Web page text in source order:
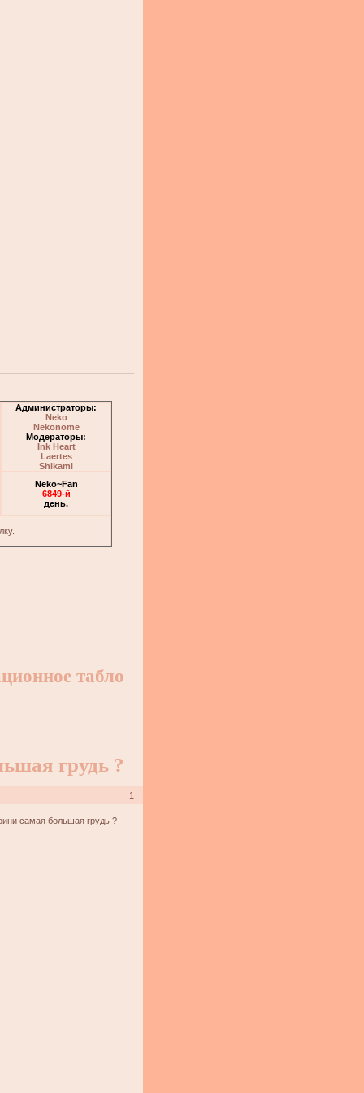
Администраторы:
Neko
Nekonome
Модераторы:
Ink Heart
Laertes
Shikami
Neko~Fan
6849-й
день.
табло
грудь ?
1
самая большая грудь ?